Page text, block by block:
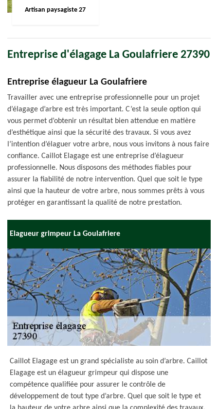
Artisan paysagiste 27
Entreprise d'élagage La Goulafriere 27390
Entreprise élagueur La Goulafriere
Travailler avec une entreprise professionnelle pour un projet
d’élagage d’arbre est très important. C’est la seule option qui
vous permet d’obtenir un résultat bien attendue en matière
d’esthétique ainsi que la sécurité des travaux. Si vous avez
l’intention d’élaguer votre arbre, nous vous invitons à nous faire
confiance. Caillot Elagage est une entreprise d’élagueur
professionnelle. Nous disposons des méthodes fiables pour
assurer la fiabilité de notre intervention. Quel que soit le type
ainsi que la hauteur de votre arbre, nous sommes prêts à vous
protéger en garantissant la qualité de notre prestation.
Elagueur grimpeur La Goulafriere
Caillot Elagage est un grand spécialiste au soin d’arbre. Caillot
Elagage est un élagueur grimpeur qui dispose une
compétence qualifiée pour assurer le contrôle de
développement de tout type d’arbre. Quel que soit le type et